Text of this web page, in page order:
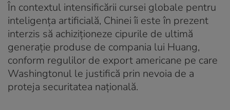
În contextul intensificării cursei globale pentru
inteligența artificială, Chinei îi este în prezent
interzis să achiziționeze cipurile de ultimă
generație produse de compania lui Huang,
conform regulilor de export americane pe care
Washingtonul le justifică prin nevoia de a
proteja securitatea națională.